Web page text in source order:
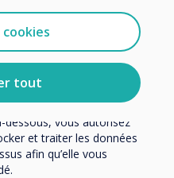
tout
de ces communications à
Politique de confidentialité
de
de confidentialité et sur
la protection et du respect
dessous, vous autorisez
et traiter les données
afin qu’elle vous